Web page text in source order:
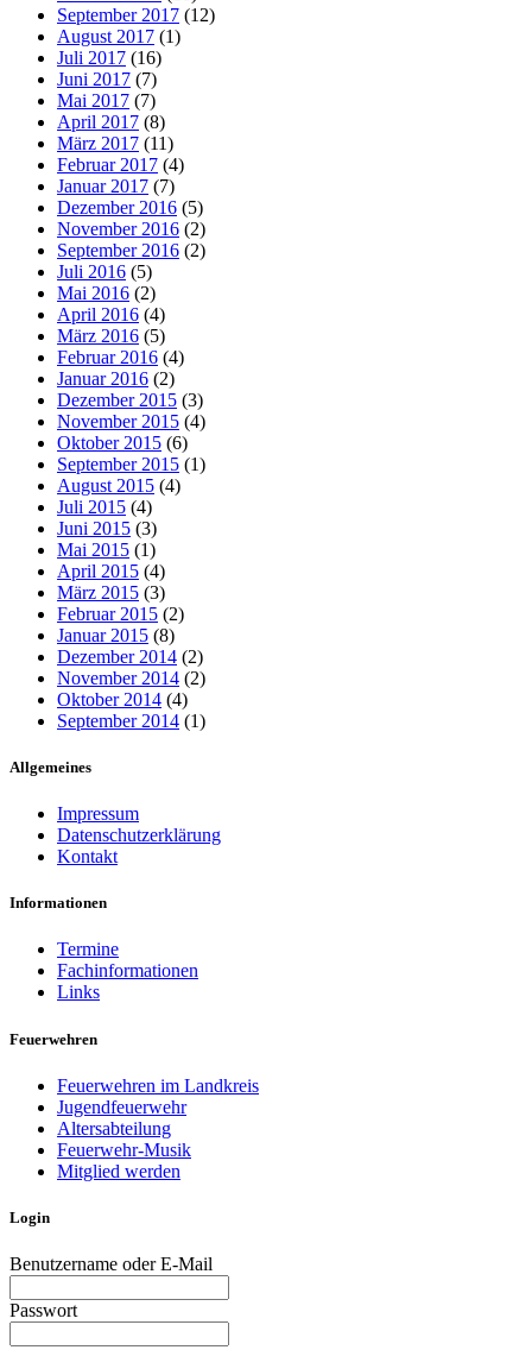
September 2017 (12)
August 2017 (1)
Juli 2017 (16)
Juni 2017 (7)
Mai 2017 (7)
April 2017 (8)
März 2017 (11)
Februar 2017 (4)
Januar 2017 (7)
Dezember 2016 (5)
November 2016 (2)
September 2016 (2)
Juli 2016 (5)
Mai 2016 (2)
April 2016 (4)
März 2016 (5)
Februar 2016 (4)
Januar 2016 (2)
Dezember 2015 (3)
November 2015 (4)
Oktober 2015 (6)
September 2015 (1)
August 2015 (4)
Juli 2015 (4)
Juni 2015 (3)
Mai 2015 (1)
April 2015 (4)
März 2015 (3)
Februar 2015 (2)
Januar 2015 (8)
Dezember 2014 (2)
November 2014 (2)
Oktober 2014 (4)
September 2014 (1)
Allgemeines
Impressum
Datenschutzerklärung
Kontakt
Informationen
Termine
Fachinformationen
Links
Feuerwehren
Feuerwehren im Landkreis
Jugendfeuerwehr
Altersabteilung
Feuerwehr-Musik
Mitglied werden
Login
Benutzername oder E-Mail
Passwort